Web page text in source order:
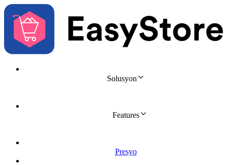
Solusyon
Features
Presyo